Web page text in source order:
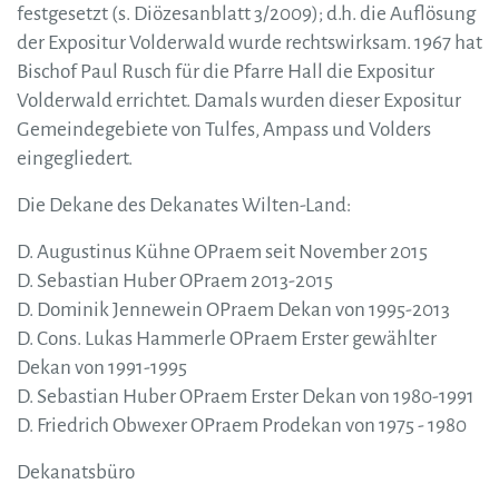
festgesetzt (s. Diözesanblatt 3/2009); d.h. die Auflösung
der Expositur Volderwald wurde rechtswirksam. 1967 hat
Bischof Paul Rusch für die Pfarre Hall die Expositur
Volderwald errichtet. Damals wurden dieser Expositur
Gemeindegebiete von Tulfes, Ampass und Volders
eingegliedert.
Die Dekane des Dekanates Wilten-Land:
D. Augustinus Kühne OPraem seit November 2015
D. Sebastian Huber OPraem 2013-2015
D. Dominik Jennewein OPraem Dekan von 1995-2013
D. Cons. Lukas Hammerle OPraem Erster gewählter
Dekan von 1991-1995
D. Sebastian Huber OPraem Erster Dekan von 1980-1991
D. Friedrich Obwexer OPraem Prodekan von 1975 - 1980
Dekanatsbüro